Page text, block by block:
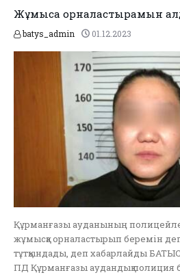
Жұмысқа орналастырамын
batys_admin 01.12.2023
Құрманғазы ауданының
жұмысқа орналастырып беремін
тұтқындады, деп хабарлайды
ПД Құрманғазы аудандық полиция